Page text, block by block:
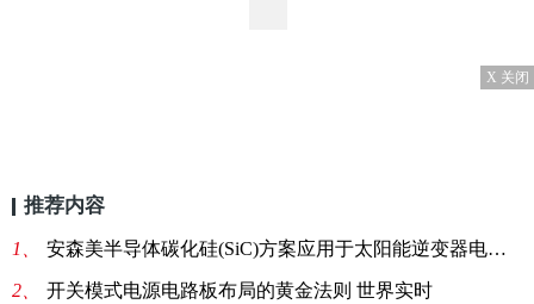
X 关闭
推荐内容
1、 安森美半导体碳化硅(SiC)方案应用于太阳能逆变器电源及电动汽车充电桩等 世界实时
2、 开关模式电源电路板布局的黄金法则 世界实时